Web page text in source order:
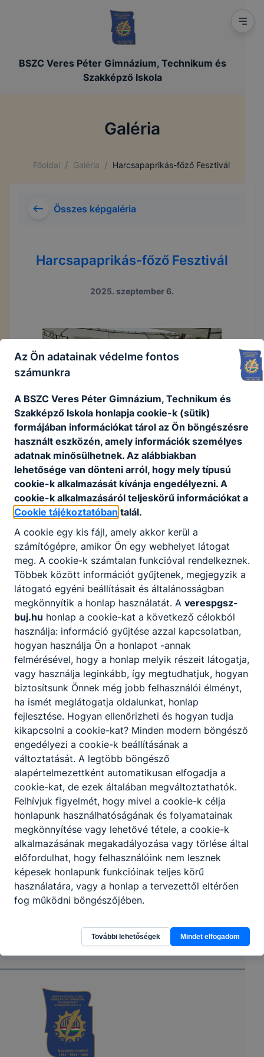
BSZC Veres Péter Gimnázium, Technikum és
Szakképző Iskola
Galéria
Főoldal / Galéria / Harcsapaprikás-főző Fesztivál
Összes képgaléria
Harcsapaprikás-főző Fesztivál
2025. szeptember 6.
Megosztás
Partnereink
Az Ön adatainak védelme fontos
számunkra
A BSZC Veres Péter Gimnázium, Technikum és
Szakképző Iskola honlapja cookie-k (sütik)
formájában információkat tárol az Ön böngészésre
használt eszközén, amely információk személyes
adatnak minősülhetnek. Az alábbiakban
lehetősége van dönteni arról, hogy mely típusú
cookie-k alkalmazását kívánja engedélyezni. A
cookie-k alkalmazásáról teljeskörű információkat a
Cookie tájékoztatóban talál.
A cookie egy kis fájl, amely akkor kerül a
számítógépre, amikor Ön egy webhelyet látogat
meg. A cookie-k számtalan funkcióval rendelkeznek.
Többek között információt gyűjtenek, megjegyzik a
látogató egyéni beállításait és általánosságban
megkönnyítik a honlap használatát. A verespgsz-
buj.hu honlap a cookie-kat a következő célokból
használja: információ gyűjtése azzal kapcsolatban,
hogyan használja Ön a honlapot -annak
felmérésével, hogy a honlap melyik részeit látogatja,
vagy használja leginkább, így megtudhatjuk, hogyan
biztosítsunk Önnek még jobb felhasználói élményt,
ha ismét meglátogatja oldalunkat, honlap
fejlesztése. Hogyan ellenőrizheti és hogyan tudja
kikapcsolni a cookie-kat? Minden modern böngésző
engedélyezi a cookie-k beállításának a
változtatását. A legtöbb böngésző
alapértelmezettként automatikusan elfogadja a
cookie-kat, de ezek általában megváltoztathatók.
Felhívjuk figyelmét, hogy mivel a cookie-k célja
honlapunk használhatóságának és folyamatainak
megkönnyítése vagy lehetővé tétele, a cookie-k
alkalmazásának megakadályozása vagy törlése által
előfordulhat, hogy felhasználóink nem lesznek
képesek honlapunk funkcióinak teljes körű
használatára, vagy a honlap a tervezettől eltérően
fog működni böngészőjében.
További lehetőségek Mindet elfogadom